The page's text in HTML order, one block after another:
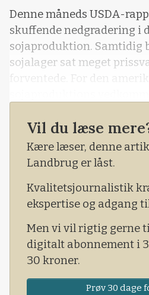
Denne måneds USDA-
skuffende nedgradering i
sojaproduktion. Samtidig
sojalager sat meget
forventede. For den
igangværende
millioner bushels mod de
bushels, som markedet
millioner tons, hvilket var
forhold til de 95,8
forventet i markedet.
Vil du læse
Kære læser, denne
Landbrug er låst.
Kvalitetsjournalistik
ekspertise og adgang
Men vi vil rigtig gerne
digitalt abonnement i
30 kroner.
Prøv 30 dage